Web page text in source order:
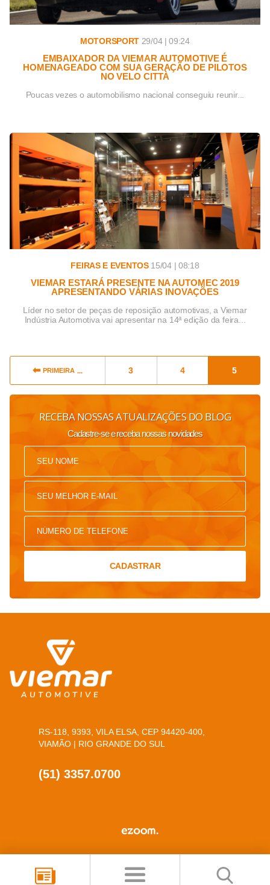
MOTORSPORT 29/04 | 09:24
EMBAIXADOR DA VIEMAR AUTOMOTIVE É
HOMENAGEADO COM SUA GERAÇÃO DE PILOTOS
NO VELO CITTÀ
Poucas vezes o automobilismo nacional conseguiu reunir...
FEIRAS E EVENTOS 15/04 | 08:18
VIEMAR ESTARÁ PRESENTE NA AUTOMEC 2019
APRESENTANDO VÁRIAS INOVAÇÕES
Líder no setor de peças de reposição automotivas, a Viemar
Indústria Automotiva vai apresentar na 14ª edição da feira...
PRIMEIRA 3 4 5
RECEBA NOSSAS ATUALIZAÇÕES DO BLOG
Cadastre-se e receba nossas novidades
CADASTRAR
RS-118, 9393, VILA ELSA, CEP 94420-400,
VIAMÃO | RIO GRANDE DO SUL
(51) 3357.0700